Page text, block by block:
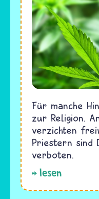
Für manche
zur Religion.
verzichten
Priestern sind
verboten.
lesen